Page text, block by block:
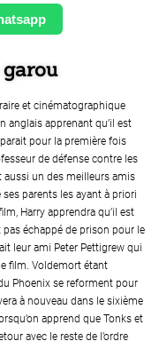
et cinématographique
anglais apprenant qu’il est
pour la première fois
de défense contre les
aussi un des meilleurs amis
ses parents les ayant à priori
Harry apprendra qu’il est
pas échappé de prison pour le
leur ami Peter Pettigrew qui
film. Voldemort étant
Phoenix se reforment pour
à nouveau dans le sixième
apprend que Tonks et
avec le reste de l’ordre